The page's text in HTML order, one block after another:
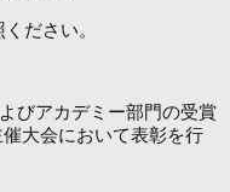
ださい。
びアカデミー部門の受賞
大会において表彰を行